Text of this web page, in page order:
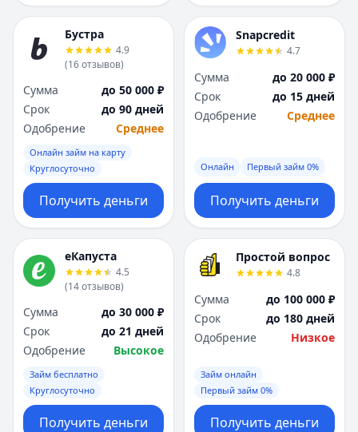
Бустра
4.9
(16отзывов)
Сумма
до 50 000 ₽
Срок
до 90 дней
Одобрение
Среднее
Онлайн займ на карту
Круглосуточно
Получить деньги
Snapcredit
4.7
Сумма
до 20 000 ₽
Срок
до 15 дней
Одобрение
Среднее
Онлайн Первый займ 0%
Получить деньги
еКапуста
4.5
(14отзывов)
Сумма
до 30 000 ₽
Срок
до 21 дней
Одобрение
Высокое
Займ бесплатно
Круглосуточно
Получить деньги
Простой вопрос
4.8
Сумма
до 100 000 ₽
Срок
до 180 дней
Одобрение
Низкое
Займ онлайн
Первый займ 0%
Получить деньги